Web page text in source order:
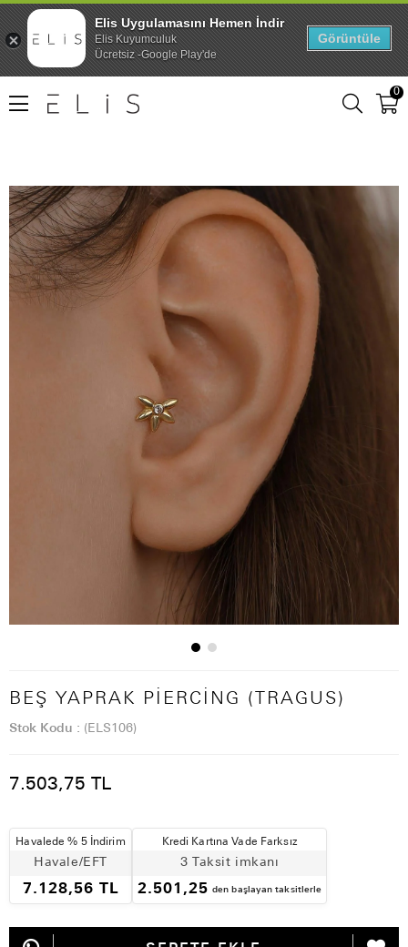
0
BEŞ YAPRAK PIERCING (TRAGUS)
Stok Kodu (ELS106)
7.503,75 TL
Havalede % 5 İndirim
Havale/EFT
7.128,56 TL
Kredi Kartına Vade Farksız
3 Taksit imkanı
2.501,25 den başlayan taksitlerle
Elis Uygulamasını Hemen İndir
Elis Kuyumculuk
Ücretsiz -Google Play'de
Görüntüle